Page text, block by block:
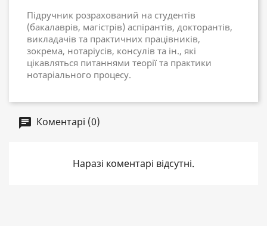
Підручник розрахований на студентів
(бакалаврів, магістрів) аспірантів, докторантів,
викладачів та практичних працівників,
зокрема, нотаріусів, консулів та ін., які
цікавляться питаннями теорії та практики
нотаріального процесу.
Коментарі (0)
Наразі коментарі відсутні.